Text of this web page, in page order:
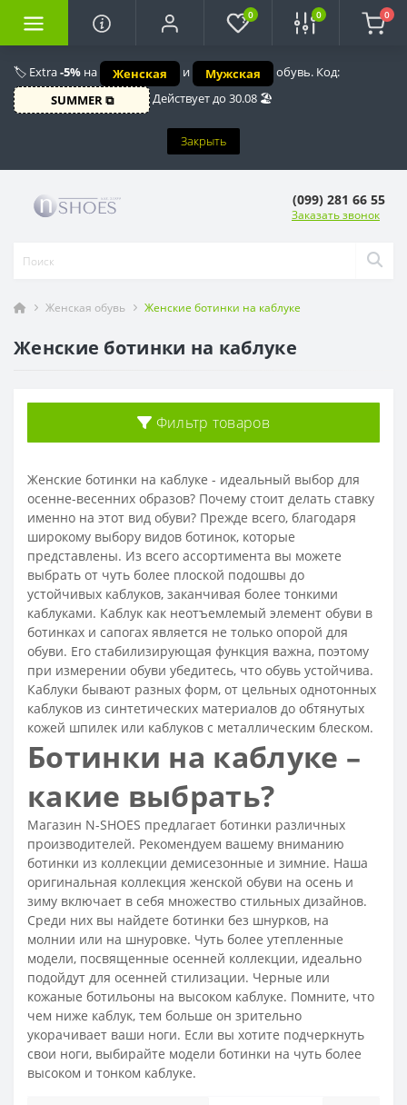
🏷️ Extra-5% на Женская и Мужская
обувь. Код:
SUMMER ⧉
Действует до 30.08 🏖️
Закрыть
0 0 0
(099) 281 66 55
Заказать звонок
Женская обувь Женские ботинки на каблуке
Женские ботинки на каблуке
Фильтр товаров
Женские ботинки на каблуке - идеальный выбор для
осенне-весенних образов? Почему стоит делать ставку
именно на этот вид обуви? Прежде всего, благодаря
широкому выбору видов ботинок, которые
представлены. Из всего ассортимента вы можете
выбрать от чуть более плоской подошвы до
устойчивых каблуков, заканчивая более тонкими
каблуками. Каблук как неотъемлемый элемент обуви в
ботинках и сапогах является не только опорой для
обуви. Его стабилизирующая функция важна, поэтому
при измерении обуви убедитесь, что обувь устойчива.
Каблуки бывают разных форм, от цельных однотонных
каблуков из синтетических материалов до обтянутых
кожей шпилек или каблуков с металлическим блеском.
Ботинки на каблуке –
какие выбрать?
Магазин N-SHOES предлагает ботинки различных
производителей. Рекомендуем вашему вниманию
ботинки из коллекции демисезонные и зимние. Наша
оригинальная коллекция женской обуви на осень и
зиму включает в себя множество стильных дизайнов.
Среди них вы найдете ботинки без шнурков, на
молнии или на шнуровке. Чуть более утепленные
модели, посвященные осенней коллекции, идеально
подойдут для осенней стилизации. Черные или
кожаные ботильоны на высоком каблуке. Помните, что
чем ниже каблук, тем больше он зрительно
укорачивает ваши ноги. Если вы хотите подчеркнуть
свои ноги, выбирайте модели ботинки на чуть более
высоком и тонком каблуке.